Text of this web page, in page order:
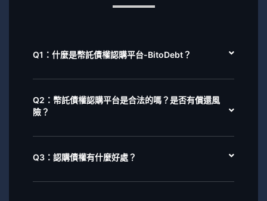
Q1：什麼是幣託債權認購平台-BitoDebt？
Q2：幣託債權認購平台是合法的嗎？是否有償還風
險？
Q3：認購債權有什麼好處？